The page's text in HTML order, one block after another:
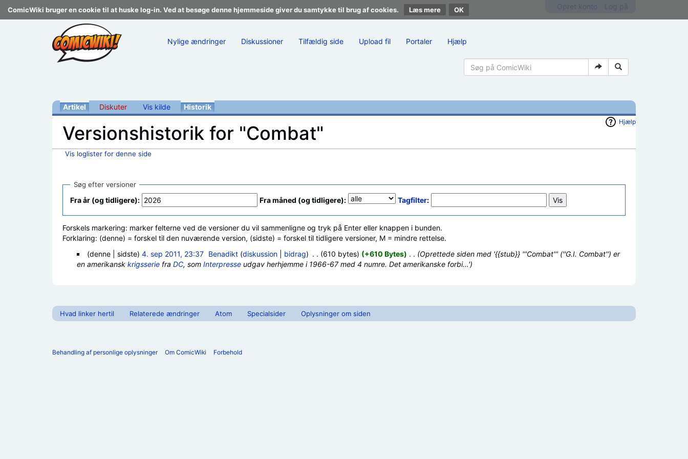
ComicWiki bruger en cookie til at huske log-in. Ved at besøge denne hjemmeside giver du samtykke til brug af cookies. Læs mere
Nylige ændringer Diskussioner Tilfældig side Upload fil Portaler Hjælp
Artikel Diskuter Vis kilde Historik
Hjælp
Versionshistorik for "Combat"
Vis loglister for denne side
Søg efter versioner
Fra år (og tidligere): Fra måned (og tidligere): Tagfilter:
Forskels markering: marker felterne ved de versioner du vil sammenligne og tryk på Enter eller knappen i bunden.
Forklaring: (denne) = forskel til den nuværende version, (sidste) = forskel til tidligere versioner, M = mindre rettelse.
(denne | sidste) 4. sep 2011, 23:37‎ Benadikt (diskussion bidrag) . . (610 bytes) (+610 Bytes) . . (Oprettede siden med '{{stub}} '''Combat''' (''G.I. Combat'') er
en amerikansk krigsseriefra DC, som Interpresseudgav herhjemme i 1966-67 med 4 numre. Det amerikanske forbi…')
Hvad linker hertil Relaterede ændringer Atom Specialsider Oplysninger om siden
Behandling af personlige oplysninger Om ComicWiki Forbehold